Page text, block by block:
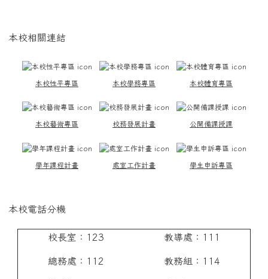
本校相關連結
本校性平專區 本校學務專區 本校體育專區
本校藝術專區 校務發展計畫 公開備課授課
學年課程計畫 處室工作計畫 學生申訴專區
本校電話分機
校長室：123
總務處：112
教導處：111
教務組：114